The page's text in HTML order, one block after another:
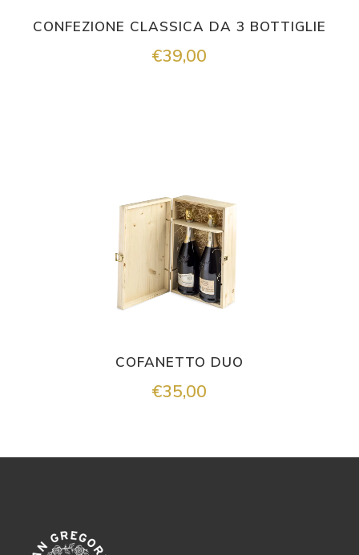
CONFEZIONE CLASSICA DA 3 BOTTIGLIE
€39,00
COFANETTO DUO
€35,00